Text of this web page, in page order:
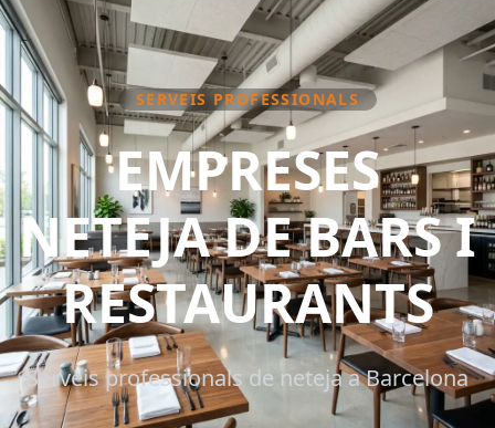
SERVEIS PROFESSIONALS
EMPRESES
NETEJA DE BARS I
RESTAURANTS
Serveis professionals de neteja a Barcelona